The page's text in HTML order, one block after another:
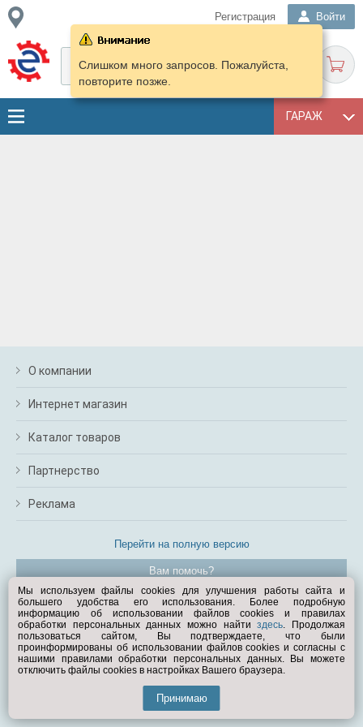
Регистрация Войти
ГАРАЖ
Слишком много запросов. Пожалуйста,
повторите позже.
О компании
Интернет магазин
Каталог товаров
Партнерство
Реклама
Перейти на полную версию
Вам помочь?
© Exist.ru 1998—2026
Мы используем файлы cookies для улучшения работы сайта и
большего удобства его использования. Более подробную
информацию об использовании файлов cookies и правилах
обработки персональных данных можно найтиздесь. Продолжая
пользоваться сайтом, Вы подтверждаете, что были
проинформированы об использовании файлов cookies и согласны с
нашими правилами обработки персональных данных. Вы можете
отключить файлы cookies в настройках Вашего браузера.
Принимаю